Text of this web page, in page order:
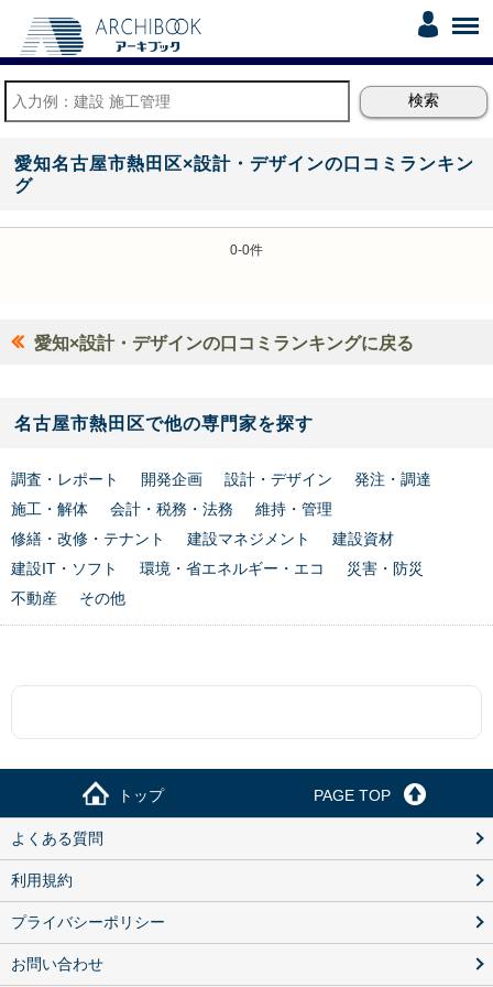
愛知名古屋市熱田区×設計・デザインの口コミランキン
グ
0-0件
愛知×設計・デザインの口コミランキングに戻る
名古屋市熱田区で他の専門家を探す
調査・レポート 開発企画 設計・デザイン
発注・調達
施工・解体
会計・税務・法務
維持・管理
修繕・改修・テナント
建設マネジメント
建設資材
建設IT・ソフト
環境・省エネルギー・エコ
災害・防災
不動産
その他
トップ PAGE TOP
よくある質問
利用規約
プライバシーポリシー
お問い合わせ